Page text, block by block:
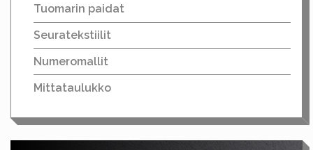
Tuomarin paidat
Seuratekstiilit
Numeromallit
Mittataulukko